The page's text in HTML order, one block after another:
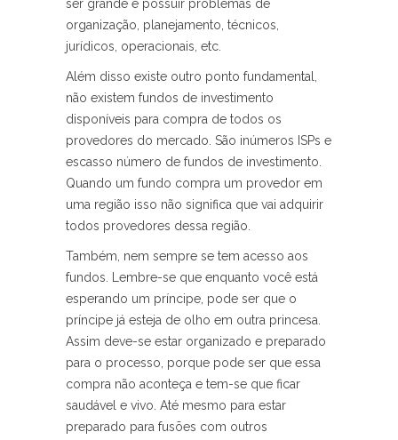
ser grande e possuir problemas de
organização, planejamento, técnicos,
jurídicos, operacionais, etc.
Além disso existe outro ponto fundamental,
não existem fundos de investimento
disponíveis para compra de todos os
provedores do mercado. São inúmeros ISPs e
escasso número de fundos de investimento.
Quando um fundo compra um provedor em
uma região isso não significa que vai adquirir
todos provedores dessa região.
Também, nem sempre se tem acesso aos
fundos. Lembre-se que enquanto você está
esperando um príncipe, pode ser que o
príncipe já esteja de olho em outra princesa.
Assim deve-se estar organizado e preparado
para o processo, porque pode ser que essa
compra não aconteça e tem-se que ficar
saudável e vivo. Até mesmo para estar
preparado para fusões com outros